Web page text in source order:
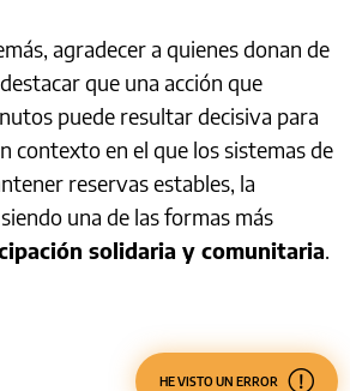
agradecer a quienes donan de
que una acción que
puede resultar decisiva para
contexto en el que los sistemas de
reservas estables, la
una de las formas más
solidaria y comunitaria.
HE VISTO UN ERROR